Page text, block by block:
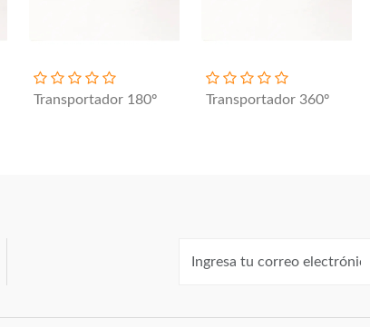
Transportador 180º Transportador 360º